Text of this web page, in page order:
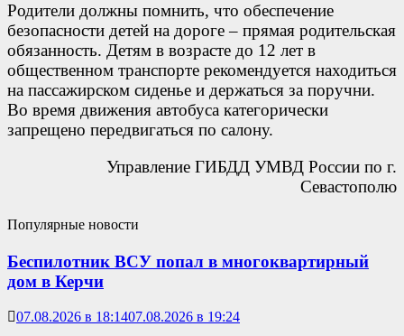
Родители должны помнить, что обеспечение
безопасности детей на дороге – прямая родительская
обязанность. Детям в возрасте до 12 лет в
общественном транспорте рекомендуется находиться
на пассажирском сиденье и держаться за поручни.
Во время движения автобуса категорически
запрещено передвигаться по салону.
Управление ГИБДД УМВД России по г.
Севастополю
Популярные новости
Беспилотник ВСУ попал в многоквартирный
дом в Керчи
07.08.2026 в 18:1407.08.2026 в 19:24